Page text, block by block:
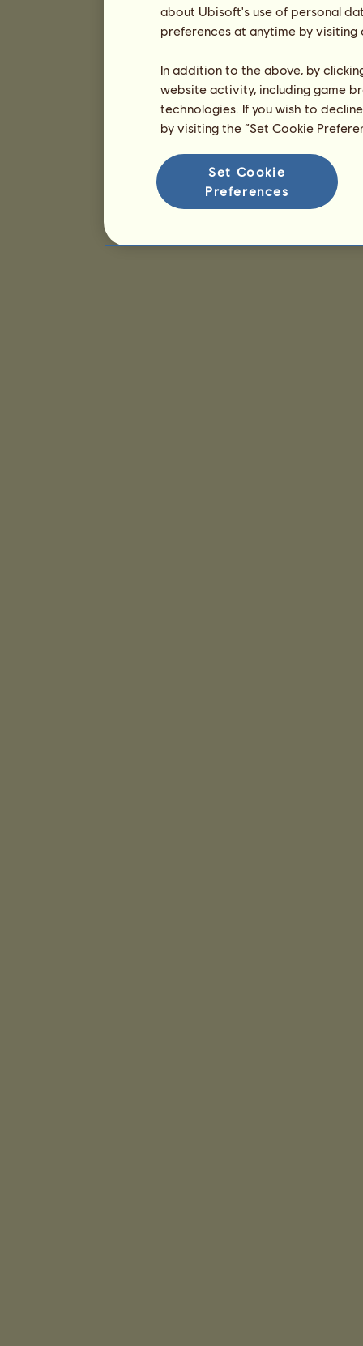
about Ubisoft's use of personal
preferences at anytime by
In addition to the above, by
website activity, including game
technologies. If you wish to
by visiting the “Set Cookie
Set Cookie
Preferences